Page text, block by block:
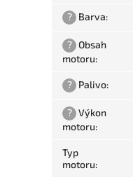
? Barva:
? Obsah
motoru:
? Palivo:
? Výkon
motoru:
Typ
motoru: